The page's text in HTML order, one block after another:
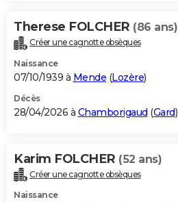
Therese FOLCHER (86 ans)
Créer une cagnotte obsèques
Naissance
07/10/1939 à Mende (Lozère)
Décès
28/04/2026 à Chamborigaud (Gard)
Karim FOLCHER (52 ans)
Créer une cagnotte obsèques
Naissance